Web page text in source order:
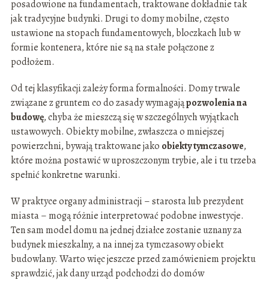
posadowione na fundamentach, traktowane dokładnie tak
jak tradycyjne budynki. Drugi to domy mobilne, często
ustawione na stopach fundamentowych, bloczkach lub w
formie kontenera, które nie są na stałe połączone z
podłożem.
Od tej klasyfikacji zależy forma formalności. Domy trwale
związane z gruntem co do zasady wymagająpozwolenia na
budowę, chyba że mieszczą się w szczególnych wyjątkach
ustawowych. Obiekty mobilne, zwłaszcza o mniejszej
powierzchni, bywają traktowane jako obiekty tymczasowe,
które można postawić w uproszczonym trybie, ale i tu trzeba
spełnić konkretne warunki.
W praktyce organy administracji – starosta lub prezydent
miasta – mogą różnie interpretować podobne inwestycje.
Ten sam model domu na jednej działce zostanie uznany za
budynek mieszkalny, a na innej za tymczasowy obiekt
budowlany. Warto więc jeszcze przed zamówieniem projektu
sprawdzić, jak dany urząd podchodzi do domów